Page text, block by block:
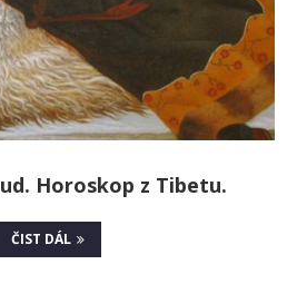
Horoskop z Tibetu.
ČIST DÁL